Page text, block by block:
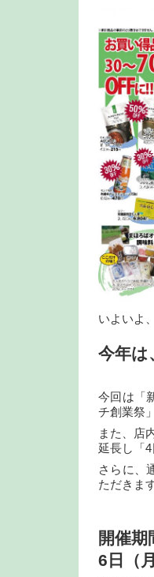
いよいよ
今年は
今回は「
チ創業祭
また、店
延長し「4
さらに、
ただきま
開催
6日（